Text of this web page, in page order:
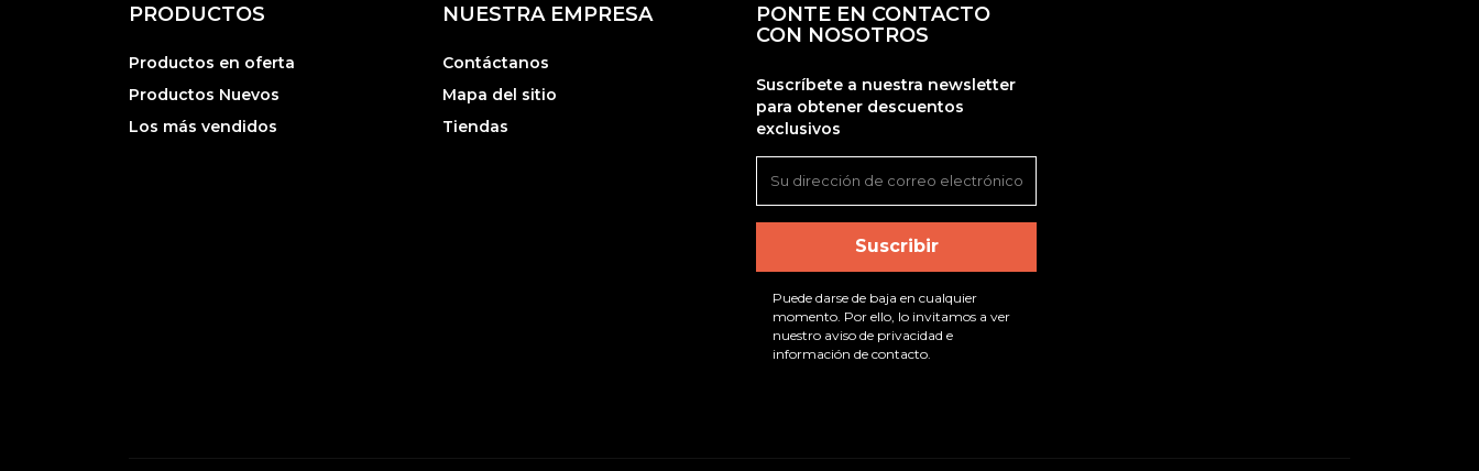
PRODUCTOS
Productos en oferta
Productos Nuevos
Los más vendidos
NUESTRA EMPRESA
Contáctanos
Mapa del sitio
Tiendas
PONTE EN CONTACTO
CON NOSOTROS
Suscríbete a nuestra newsletter
para obtener descuentos
exclusivos
Puede darse de baja en cualquier
momento. Por ello, lo invitamos a ver
nuestro aviso de privacidad e
información de contacto.